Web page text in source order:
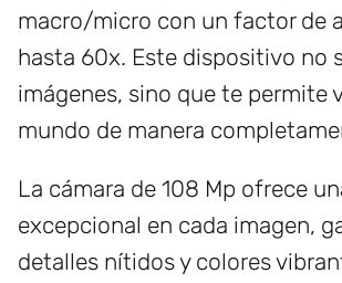
macro/micro con un factor de
hasta 60x. Este dispositivo no
imágenes, sino que te permite
mundo de manera
La cámara de 108 Mp ofrece
excepcional en cada imagen,
detalles nítidos y colores